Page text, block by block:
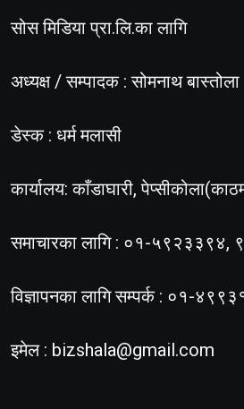
सोस मिडिया प्रा.लि.का लागि
अध्यक्ष / सम्पादक : सोमनाथ बास्तोला
डेस्क : धर्म मलासी
कार्यालय: काँडाघारी,
समाचारका लागि : ०१-
विज्ञापनका लागि सम्पर्क : ०१-
इमेल : bizshala@gmail.com